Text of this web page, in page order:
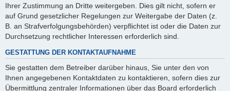
Ihrer Zustimmung an Dritte weitergeben. Dies gilt nicht, sofern er
auf Grund gesetzlicher Regelungen zur Weitergabe der Daten (z.
B. an Strafverfolgungsbehörden) verpflichtet ist oder die Daten zur
Durchsetzung rechtlicher Interessen erforderlich sind.
GESTATTUNG DER KONTAKTAUFNAHME
Sie gestatten dem Betreiber darüber hinaus, Sie unter den von
Ihnen angegebenen Kontaktdaten zu kontaktieren, sofern dies zur
Übermittlung zentraler Informationen über das Board erforderlich